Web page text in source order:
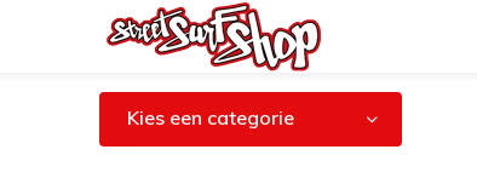
Kies een categorie